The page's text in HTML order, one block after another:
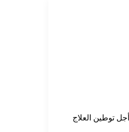
توطين العلاج